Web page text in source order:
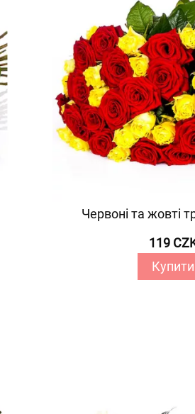
Червоні та жовті
119
Купити